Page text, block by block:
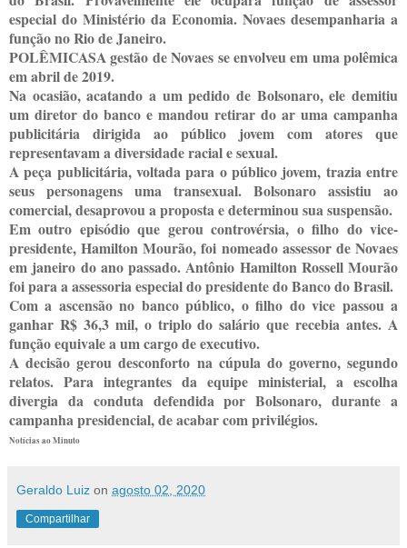
especial do Ministério da Economia. Novaes desempanharia a
função no Rio de Janeiro.
POLÊMICASA gestão de Novaes se envolveu em uma polêmica
em abril de 2019.
Na ocasião, acatando a um pedido de Bolsonaro, ele demitiu
um diretor do banco e mandou retirar do ar uma campanha
publicitária dirigida ao público jovem com atores que
representavam a diversidade racial e sexual.
A peça publicitária, voltada para o público jovem, trazia entre
seus personagens uma transexual. Bolsonaro assistiu ao
comercial, desaprovou a proposta e determinou sua suspensão.
Em outro episódio que gerou controvérsia, o filho do vice-
presidente, Hamilton Mourão, foi nomeado assessor de Novaes
em janeiro do ano passado. Antônio Hamilton Rossell Mourão
foi para a assessoria especial do presidente do Banco do Brasil.
Com a ascensão no banco público, o filho do vice passou a
ganhar R$ 36,3 mil, o triplo do salário que recebia antes. A
função equivale a um cargo de executivo.
A decisão gerou desconforto na cúpula do governo, segundo
relatos. Para integrantes da equipe ministerial, a escolha
divergia da conduta defendida por Bolsonaro, durante a
campanha presidencial, de acabar com privilégios.
Notícias ao Minuto
Geraldo Luiz on agosto 02, 2020
Compartilhar